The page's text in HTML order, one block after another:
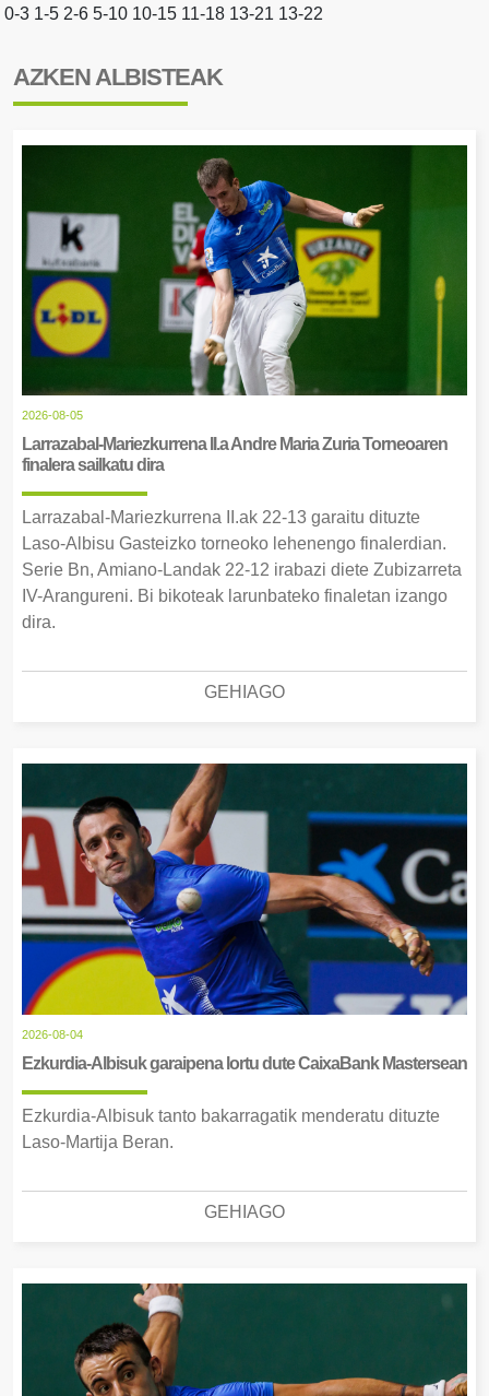
0-3 1-5 2-6 5-10 10-15 11-18 13-21 13-22
AZKEN ALBISTEAK
2026-08-05
Larrazabal-Mariezkurrena II.a Andre Maria Zuria Torneoaren
finalera sailkatu dira
Larrazabal-Mariezkurrena II.ak 22-13 garaitu dituzte
Laso-Albisu Gasteizko torneoko lehenengo finalerdian.
Serie Bn, Amiano-Landak 22-12 irabazi diete Zubizarreta
IV-Arangureni. Bi bikoteak larunbateko finaletan izango
dira.
GEHIAGO
2026-08-04
Ezkurdia-Albisuk garaipena lortu dute CaixaBank Mastersean
Ezkurdia-Albisuk tanto bakarragatik menderatu dituzte
Laso-Martija Beran.
GEHIAGO